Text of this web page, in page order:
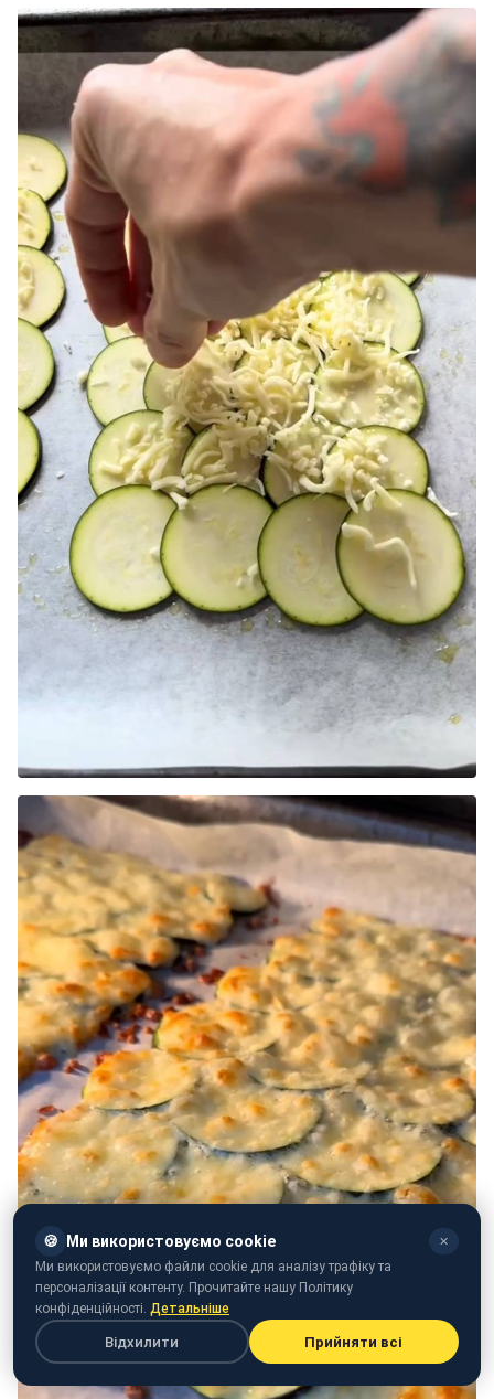
🍪 Ми використовуємо cookie ✕
Ми використовуємо файли cookie для аналізу трафіку та
персоналізації контенту. Прочитайте нашу Політику
конфіденційності. Детальніше
Відхилити Прийняти всі